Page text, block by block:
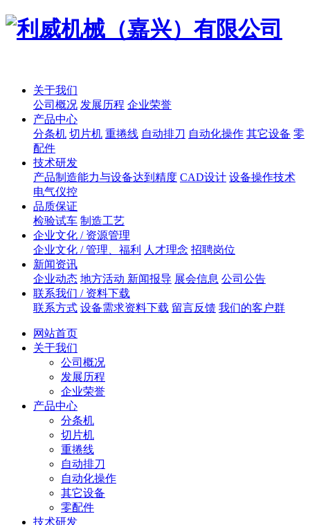
关于我们
公司概况 发展历程 企业荣誉
产品中心
分条机 切片机 重捲线 自动排刀 自动化操作 其它设备 零
配件
技术研发
产品制造能力与设备达到精度 CAD设计 设备操作技术
电气仪控
品质保证
检验试车 制造工艺
企业文化 / 资源管理
企业文化 / 管理、福利
人才理念 招聘岗位
新闻资讯
企业动态 地方活动 新闻报导 展会信息 公司公告
联系我们 / 资料下载
联系方式 设备需求资料下载 留言反馈 我们的客户群
网站首页
关于我们
公司概况
发展历程
企业荣誉
产品中心
分条机
切片机
重捲线
自动排刀
自动化操作
其它设备
零配件
技术研发